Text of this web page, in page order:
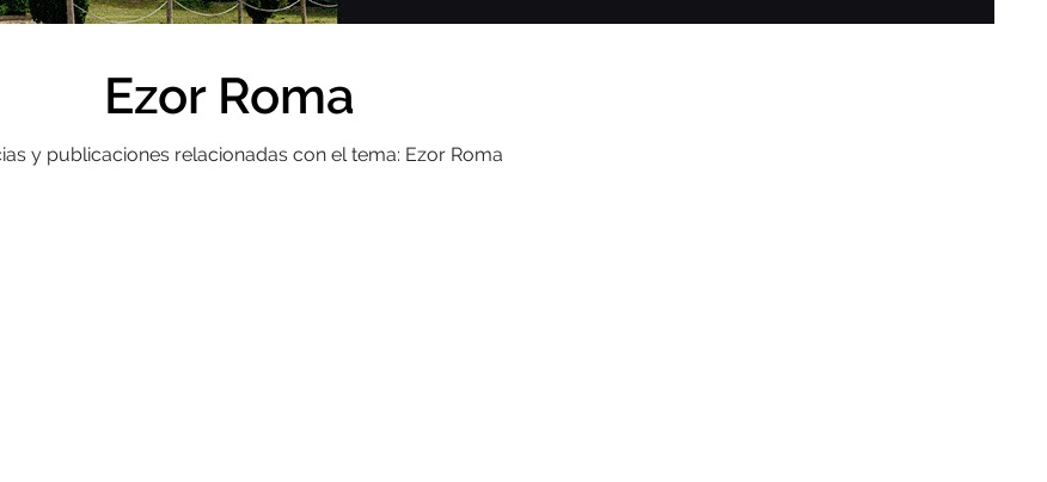
Ezor Roma
y publicaciones relacionadas con el tema: Ezor Roma